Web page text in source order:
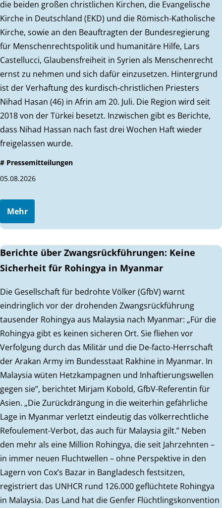
die beiden großen christlichen Kirchen, die Evangelische
Kirche in Deutschland (EKD) und die Römisch-Katholische
Kirche, sowie an den Beauftragten der Bundesregierung
für Menschenrechtspolitik und humanitäre Hilfe, Lars
Castellucci, Glaubensfreiheit in Syrien als Menschenrecht
ernst zu nehmen und sich dafür einzusetzen. Hintergrund
ist der Verhaftung des kurdisch-christlichen Priesters
Nihad Hasan (46) in Afrin am 20. Juli. Die Region wird seit
2018 von der Türkei besetzt. Inzwischen gibt es Berichte,
dass Nihad Hassan nach fast drei Wochen Haft wieder
freigelassen wurde.
# Pressemitteilungen
05.08.2026
Mehr
Berichte über Zwangsrückführungen: Keine
Sicherheit für Rohingya in Myanmar
Die Gesellschaft für bedrohte Völker (GfbV) warnt
eindringlich vor der drohenden Zwangsrückführung
tausender Rohingya aus Malaysia nach Myanmar: „Für die
Rohingya gibt es keinen sicheren Ort. Sie fliehen vor
Verfolgung durch das Militär und die De-facto-Herrschaft
der Arakan Army im Bundesstaat Rakhine in Myanmar. In
Malaysia wüten Hetzkampagnen und Inhaftierungswellen
gegen sie”, berichtet Mirjam Kobold, GfbV-Referentin für
Asien. „Die Zurückdrängung in die weiterhin gefährliche
Lage in Myanmar verletzt eindeutig das völkerrechtliche
Refoulement-Verbot, das auch für Malaysia gilt.” Neben
den mehr als eine Million Rohingya, die seit Jahrzehnten –
in immer neuen Fluchtwellen – ohne Perspektive in den
Lagern von Cox’s Bazar in Bangladesch festsitzen,
registriert das UNHCR rund 126.000 geflüchtete Rohingya
in Malaysia. Das Land hat die Genfer Flüchtlingskonvention